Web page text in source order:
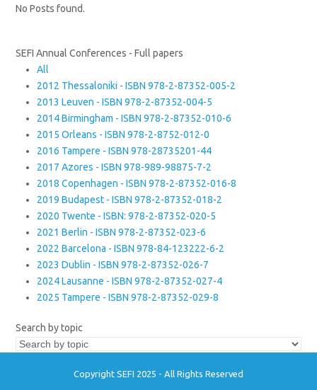
No Posts found.
SEFI Annual Conferences - Full papers
All
2012 Thessaloniki - ISBN 978-2-87352-005-2
2013 Leuven - ISBN 978-2-87352-004-5
2014 Birmingham - ISBN 978-2-87352-010-6
2015 Orleans - ISBN 978-2-8752-012-0
2016 Tampere - ISBN 978-28735201-44
2017 Azores - ISBN 978-989-98875-7-2
2018 Copenhagen - ISBN 978-2-87352-016-8
2019 Budapest - ISBN 978-2-87352-018-2
2020 Twente - ISBN: 978-2-87352-020-5
2021 Berlin - ISBN 978-2-87352-023-6
2022 Barcelona - ISBN 978-84-123222-6-2
2023 Dublin - ISBN 978-2-87352-026-7
2024 Lausanne - ISBN 978-2-87352-027-4
2025 Tampere - ISBN 978-2-87352-029-8
Search by topic
Copyright SEFI 2025 - All Rights Reserved